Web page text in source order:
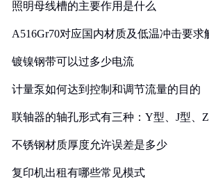
照明母线槽的主要作用是什么
A516Gr70对应国内材质及低温冲击要求
镀镍钢带可以过多少电流
计量泵如何达到控制和调节流量的目的
联轴器的轴孔形式有三种：Y型、J型、
不锈钢材质厚度允许误差是多少
复印机出租有哪些常见模式